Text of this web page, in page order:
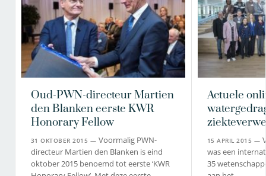
Oud-PWN-directeur Martien
den Blanken eerste KWR
Honorary Fellow
31 OKTOBER 2015 — Voormalig PWN-
directeur Martien den Blanken is eind
oktober 2015 benoemd tot eerste ‘KWR
Actuele
15 APRIL 2015 —
was een
35